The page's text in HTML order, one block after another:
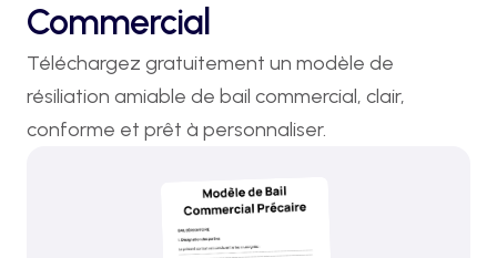
Commercial
Téléchargez gratuitement un modèle de
résiliation amiable de bail commercial, clair,
conforme et prêt à personnaliser.